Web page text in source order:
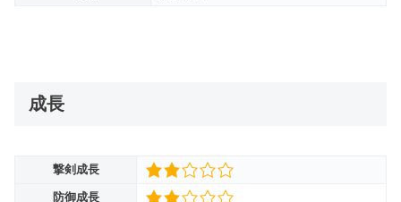
成長
撃剣成長
防御成長